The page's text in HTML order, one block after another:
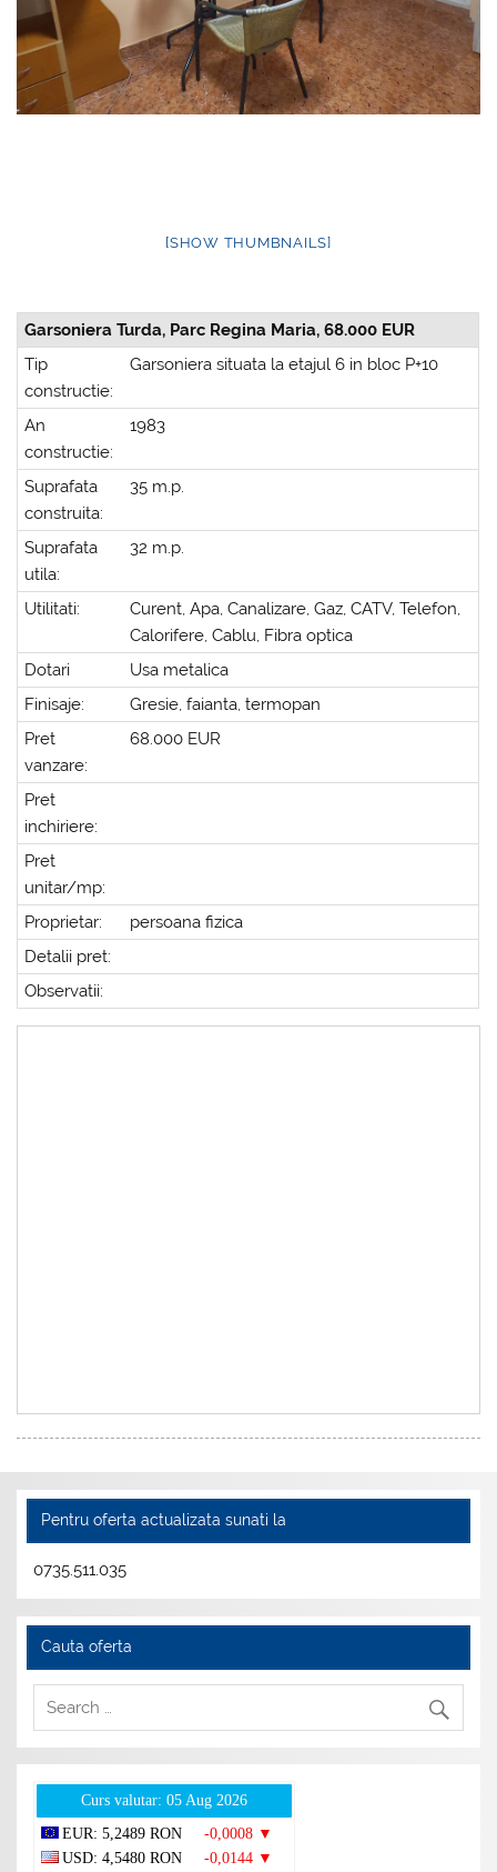
[SHOW THUMBNAILS]
Garsoniera Turda, Parc Regina Maria, 68.000 EUR
Tip
constructie:
Garsoniera situata la etajul 6 in bloc P+10
An
constructie:
1983
Suprafata
construita:
35 m.p.
Suprafata
utila:
32 m.p.
Utilitati:
Curent, Apa, Canalizare, Gaz, CATV, Telefon,
Calorifere, Cablu, Fibra optica
Dotari
Usa metalica
Finisaje:
Gresie, faianta, termopan
Pret
vanzare:
68.000 EUR
Pret
inchiriere:
Pret
unitar/mp:
Proprietar:
persoana fizica
Detalii pret:
Observatii:
Pentru oferta actualizata sunati la
0735.511.035
Cauta oferta
Curs valutar: 05 Aug 2026
EUR: 5,2489 RON
-0,0008 ▼
USD: 4,5480 RON
-0,0144 ▼